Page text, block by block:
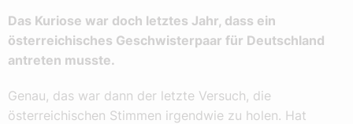
Das Kuriose war doch letztes Jahr, dass ein
österreichisches Geschwisterpaar für Deutschland
antreten musste.
Genau, das war dann der letzte Versuch, die
österreichischen Stimmen irgendwie zu holen. Hat